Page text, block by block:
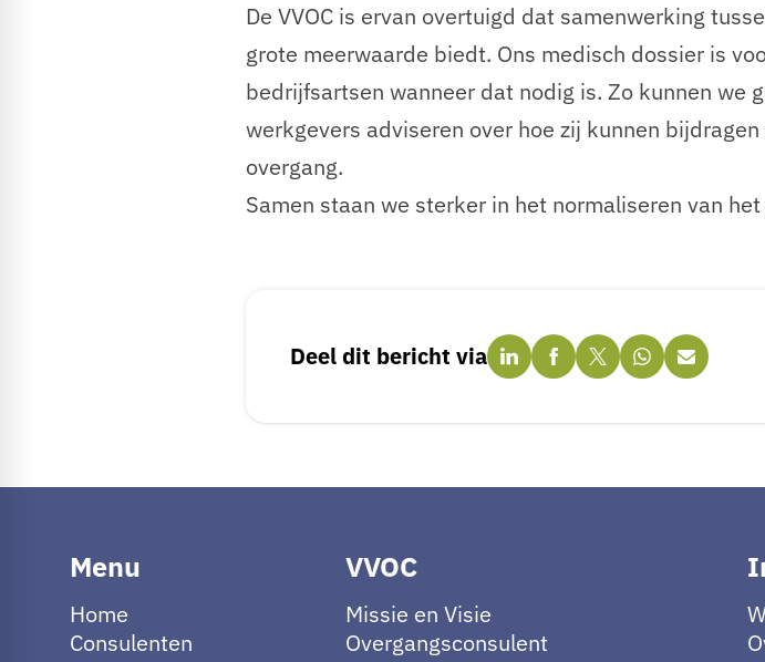
De VVOC is ervan overtuigd dat samenwerking
grote meerwaarde biedt. Ons medisch dossier is
bedrijfsartsen wanneer dat nodig is. Zo kunnen we
werkgevers adviseren over hoe zij kunnen
overgang.
Samen staan we sterker in het normaliseren van
Deel dit bericht via
Menu
Home
Consulenten
VVOC
Missie en Visie
Overgangsconsulent